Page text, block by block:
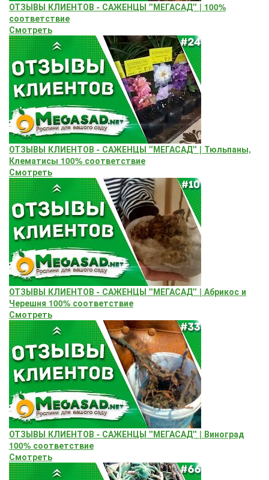
ОТЗЫВЫ КЛИЕНТОВ - САЖЕНЦЫ "МЕГАСАД" | 100%
соответствие
Смотреть
ОТЗЫВЫ КЛИЕНТОВ - САЖЕНЦЫ "МЕГАСАД" | Тюльпаны,
Клематисы 100% соответствие
Смотреть
ОТЗЫВЫ КЛИЕНТОВ - САЖЕНЦЫ "МЕГАСАД" | Абрикос и
Черешня 100% соответствие
Смотреть
ОТЗЫВЫ КЛИЕНТОВ - САЖЕНЦЫ "МЕГАСАД" | Виноград
100% соответствие
Смотреть